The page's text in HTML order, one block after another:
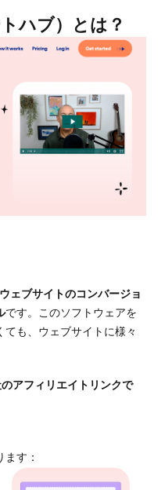
ハブ）とは？
ウェブサイトのコンバージョ
です。このソフトウェアを
も、ウェブサイトに様々
アフィリエイトリンクで
す：